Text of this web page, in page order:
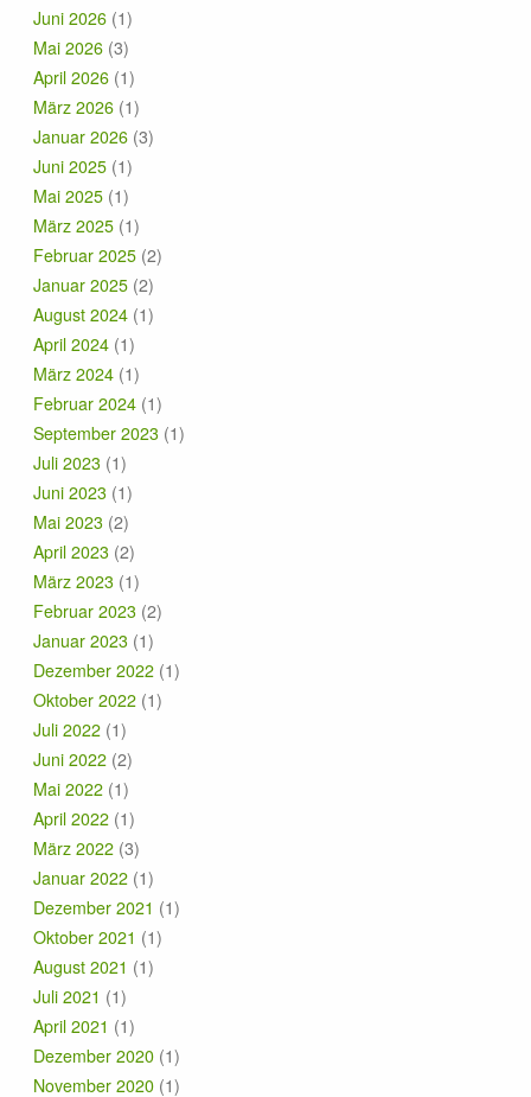
Juni 2026 (1)
Mai 2026 (3)
April 2026 (1)
März 2026 (1)
Januar 2026 (3)
Juni 2025 (1)
Mai 2025 (1)
März 2025 (1)
Februar 2025 (2)
Januar 2025 (2)
August 2024 (1)
April 2024 (1)
März 2024 (1)
Februar 2024 (1)
September 2023 (1)
Juli 2023 (1)
Juni 2023 (1)
Mai 2023 (2)
April 2023 (2)
März 2023 (1)
Februar 2023 (2)
Januar 2023 (1)
Dezember 2022 (1)
Oktober 2022 (1)
Juli 2022 (1)
Juni 2022 (2)
Mai 2022 (1)
April 2022 (1)
März 2022 (3)
Januar 2022 (1)
Dezember 2021 (1)
Oktober 2021 (1)
August 2021 (1)
Juli 2021 (1)
April 2021 (1)
Dezember 2020 (1)
November 2020 (1)